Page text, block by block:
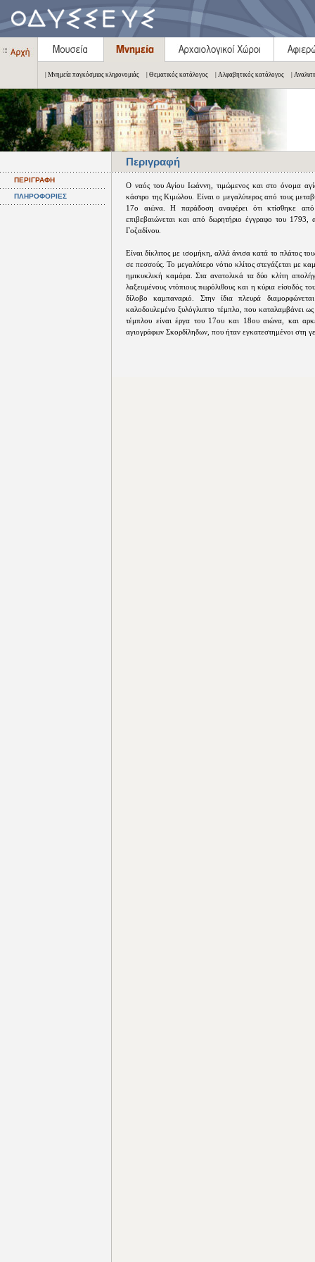
| Μνημεία παγκόσμιας κληρονομιάς | Θεματικός κατάλογος | Αλφαβητικός κατάλογος |
Περιγραφή
ΠΕΡΙΓΡΑΦΗ
ΠΛΗΡΟΦΟΡΙΕΣ
Ο ναός του Αγίου Ιωάννη, τιμώμενος και στο όνομα
κάστρο της Κιμώλου. Είναι ο μεγαλύτερος από τους
17ο αιώνα. Η παράδοση αναφέρει ότι κτίσθηκε
επιβεβαιώνεται και από δωρητήριο έγγραφο του
Γοζαδίνου.
Είναι δίκλιτος με ισομήκη, αλλά άνισα κατά το πλάτος
σε πεσσούς. Το μεγαλύτερο νότιο κλίτος στεγάζεται με
ημικυκλική καμάρα. Στα ανατολικά τα δύο κλίτη
λαξευμένους ντόπιους πωρόλιθους και η κύρια είσοδός
δίλοβο καμπαναριό. Στην ίδια πλευρά
καλοδουλεμένο ξυλόγλυπτο τέμπλο, που καταλαμβάνει ως
τέμπλου είναι έργα του 17ου και 18ου αιώνα, και
αγιογράφων Σκορδίληδων, που ήταν εγκατεστημένοι στη